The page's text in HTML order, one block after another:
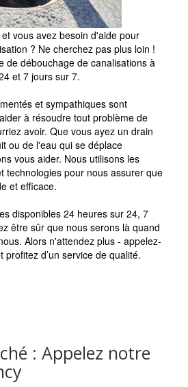
vous avez besoin d'aide pour
? Ne cherchez pas plus loin !
de débouchage de canalisations à
et 7 jours sur 7.
et sympathiques sont
à résoudre tout problème de
avoir. Que vous ayez un drain
ou de l'eau qui se déplace
vous aider. Nous utilisons les
technologies pour nous assurer que
et efficace.
disponibles 24 heures sur 24, 7
être sûr que nous serons là quand
Alors n'attendez plus - appelez-
d’un service de qualité.
: Appelez notre